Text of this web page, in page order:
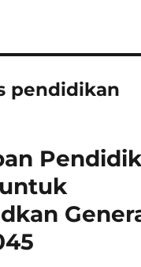
pendidikan